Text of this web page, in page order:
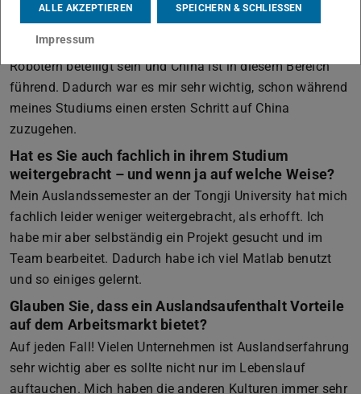
Ich möchte gerne einmal an der Entwicklung von
Robotern beteiligt sein und China ist in diesem Bereich
führend. Dadurch war es mir sehr wichtig, schon während
meines Studiums einen ersten Schritt auf China
zuzugehen.
Hat es Sie auch fachlich in ihrem Studium
weitergebracht – und wenn ja auf welche Weise?
Mein Auslandssemester an der Tongji University hat mich
fachlich leider weniger weitergebracht, als erhofft. Ich
habe mir aber selbständig ein Projekt gesucht und im
Team bearbeitet. Dadurch habe ich viel Matlab benutzt
und so einiges gelernt.
Glauben Sie, dass ein Auslandsaufenthalt Vorteile
auf dem Arbeitsmarkt bietet?
Auf jeden Fall! Vielen Unternehmen ist Auslandserfahrung
sehr wichtig aber es sollte nicht nur im Lebenslauf
auftauchen. Mich haben die anderen Kulturen immer sehr
ALLE AKZEPTIEREN SPEICHERN & SCHLIESSEN
Impressum